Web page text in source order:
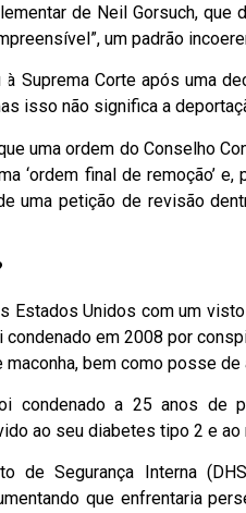
de Neil Gorsuch,
um padrão
à Suprema Corte após uma
isso não significa a
uma ordem do Conselho
‘ordem final de remoção’
uma petição de revisão
Estados Unidos com um
em 2008 por
maconha, bem como posse de
condenado a 25 anos de
ao seu diabetes tipo 2 e
de Segurança Interna
que enfrentaria